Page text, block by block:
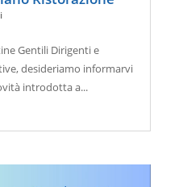
Gentili Dirigenti e
desideriamo informarvi
introdotta a...